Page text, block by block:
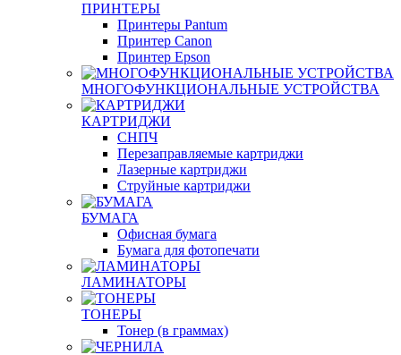
ПРИНТЕРЫ
Принтеры Pantum
Принтер Canon
Принтер Epson
МНОГОФУНКЦИОНАЛЬНЫЕ УСТРОЙСТВА
КАРТРИДЖИ
СНПЧ
Перезаправляемые картриджи
Лазерные картриджи
Струйные картриджи
БУМАГА
Офисная бумага
Бумага для фотопечати
ЛАМИНАТОРЫ
ТОНЕРЫ
Тонер (в граммах)